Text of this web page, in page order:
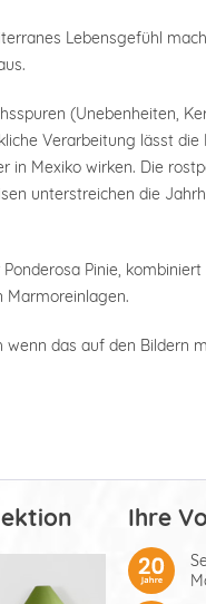
Lebensgefühl
(Unebenheiten,
Verarbeitung lässt die
in Mexiko wirken. Die
unterstreichen die
Pinie,
Marmoreinlagen.
das auf den Bildern
Ihre